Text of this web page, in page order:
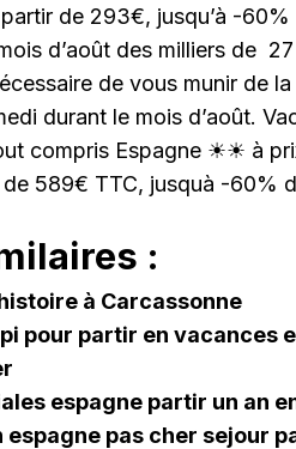
de 293€, jusqu’à -60%
d’août des milliers de
de vous munir de
durant le mois d’août.
compris Espagne ☀☀ à
589€ TTC, jusquà -60%
:
à Carcassonne
pour partir en vacances
espagne partir un an
pas cher sejour